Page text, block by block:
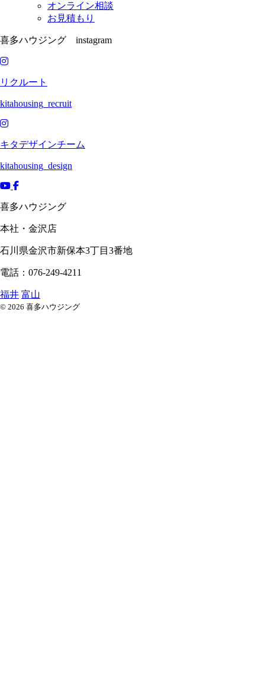
オンライン相談
お見積もり
喜多ハウジング instagram
リクルート
kitahousing_recruit
キタデザインチーム
kitahousing_design
喜多ハウジング
本社・金沢店
石川県金沢市新保本3丁目3番地
電話：076-249-4211
福井 富山
© 2026 喜多ハウジング